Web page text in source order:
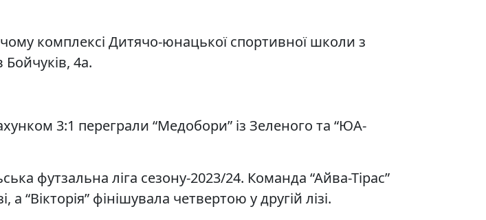
комплексі Дитячо-юнацької спортивної школи з
Бойчуків, 4а.
3:1 переграли “Медобори” із Зеленого та “ЮА-
футзальна ліга сезону-2023/24. Команда “Айва-Тірас”
“Вікторія” фінішувала четвертою у другій лізі.